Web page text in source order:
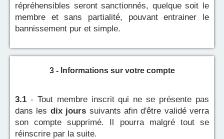
répréhensibles seront sanctionnés, quelque soit le
membre et sans partialité, pouvant entrainer le
bannissement pur et simple.
3 - Informations sur votre compte
3.1 - Tout membre inscrit qui ne se présente pas
dans les dix jours suivants afin d'être validé verra
son compte supprimé. Il pourra malgré tout se
réinscrire par la suite.